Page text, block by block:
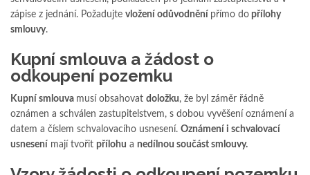
zápise z jednání. Požadujte vložení odůvodnění přímo do přílohy
smlouvy.
Kupní smlouva a žádost o
odkoupení pozemku
Kupní smlouva musí obsahovat doložku, že byl záměr řádně
oznámen a schválen zastupitelstvem, s dobou vyvěšení oznámení a
datem a číslem schvalovacího usnesení. Oznámení i schvalovací
usnesení mají tvořit přílohu a nedílnou součást smlouvy.